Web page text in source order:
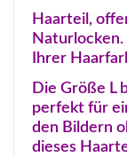
Haarteil,
Ihrer
Die Größe L
perfekt für
den Bildern
dieses